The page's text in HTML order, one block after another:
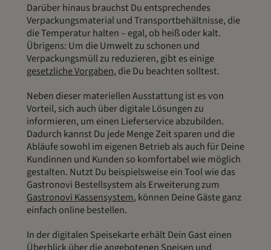
Darüber hinaus brauchst Du entsprechendes
Verpackungsmaterial und Transportbehältnisse, die
die Temperatur halten – egal, ob heiß oder kalt.
Übrigens: Um die Umwelt zu schonen und
Verpackungsmüll zu reduzieren, gibt es einige
gesetzliche Vorgaben, die Du beachten solltest.
Neben dieser materiellen Ausstattung ist es von
Vorteil, sich auch über digitale Lösungen zu
informieren, um einen Lieferservice abzubilden.
Dadurch kannst Du jede Menge Zeit sparen und die
Abläufe sowohl im eigenen Betrieb als auch für Deine
Kundinnen und Kunden so komfortabel wie möglich
gestalten. Nutzt Du beispielsweise ein Tool wie das
Gastronovi Bestellsystem als Erweiterung zum
Gastronovi Kassensystem, können Deine Gäste ganz
einfach online bestellen.
In der digitalen Speisekarte erhält Dein Gast einen